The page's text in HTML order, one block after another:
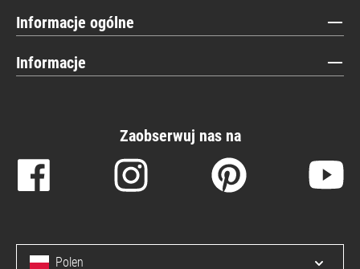
Informacje ogólne
Informacje
Zaobserwuj nas na
Polen